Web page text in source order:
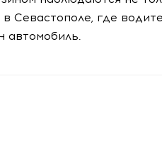
Севастополе, где
автомобиль.